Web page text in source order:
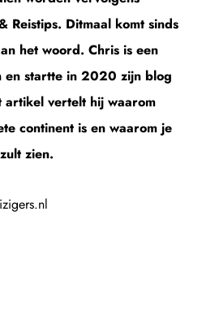
Reistips. Ditmaal komt sinds
het woord. Chris is een
en startte in 2020 zijn blog
vertelt hij waarom
continent is en waarom je
zien.